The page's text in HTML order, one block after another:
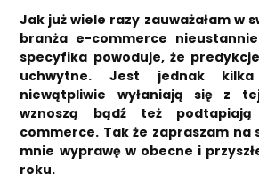
Jak już wiele razy zauważałam w
branża e-commerce
specyfika powoduje, że
uchwytne. Jest jednak
niewątpliwie wyłaniają się z
wznoszą bądź też
commerce. Tak że zapraszam na
mnie wyprawę w obecne i
roku.